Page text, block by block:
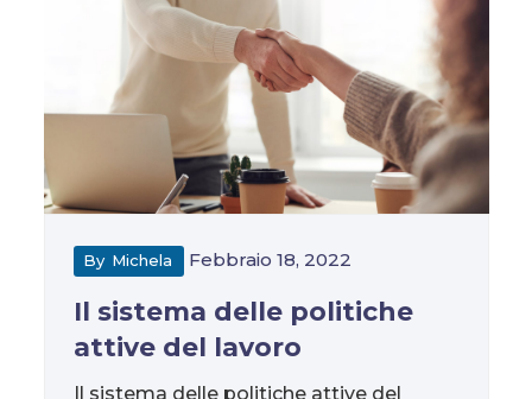
By Michela Febbraio 18, 2022
Il sistema delle politiche
attive del lavoro
Il sistema delle politiche attive del